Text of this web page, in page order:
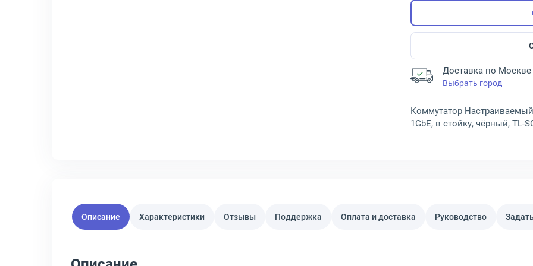
Доставка по Москве
Выбрать город
Коммутатор Настраиваемый
1GbE, в стойку, чёрный, TL-
Описание Характеристики Отзывы Поддержка Оплата и доставка Руководство